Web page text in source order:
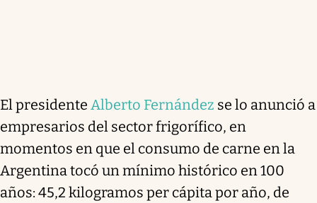
El presidente Alberto Fernández se lo anunció a
empresarios del sector frigorífico, en
momentos en que el consumo de carne en la
Argentina tocó un mínimo histórico en 100
años: 45,2 kilogramos per cápita por año, de